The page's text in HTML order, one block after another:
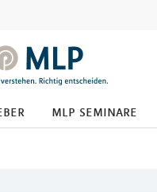
mlp seminare